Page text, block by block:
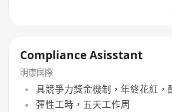
Compliance Asisstant
明康國際
具競爭力獎金機制，年終花紅，
彈性工時，五天工作周